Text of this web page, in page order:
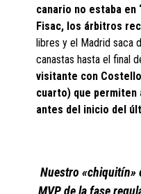
canario no estaba en
Fisac, los árbitros
libres y el Madrid saca
canastas hasta el final
visitante con
cuarto) que permiten
antes del inicio del
Nuestro «chiquitín»
MVP de la fase